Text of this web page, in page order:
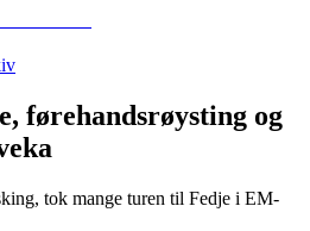
førehandsrøysting og
tok mange turen til Fedje i EM-